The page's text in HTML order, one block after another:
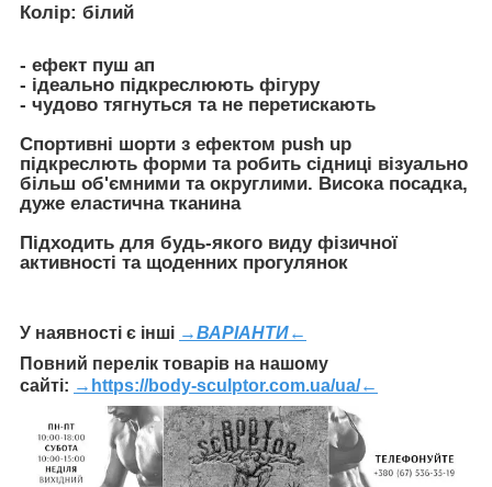
Колір: білий
- ефект пуш ап
- ідеально підкреслюють фігуру
- чудово тягнуться та не перетискають
Спортивні шорти з ефектом push up
підкреслють форми та робить сідниці візуально
більш об'ємними та округлими. Висока посадка,
дуже еластична тканина
Підходить для будь-якого виду фізичної
активності та щоденних прогулянок
У наявності є інші →ВАРІАНТИ←
Повний перелік товарів на нашому
сайті: → https://body-sculptor.com.ua/ua/←